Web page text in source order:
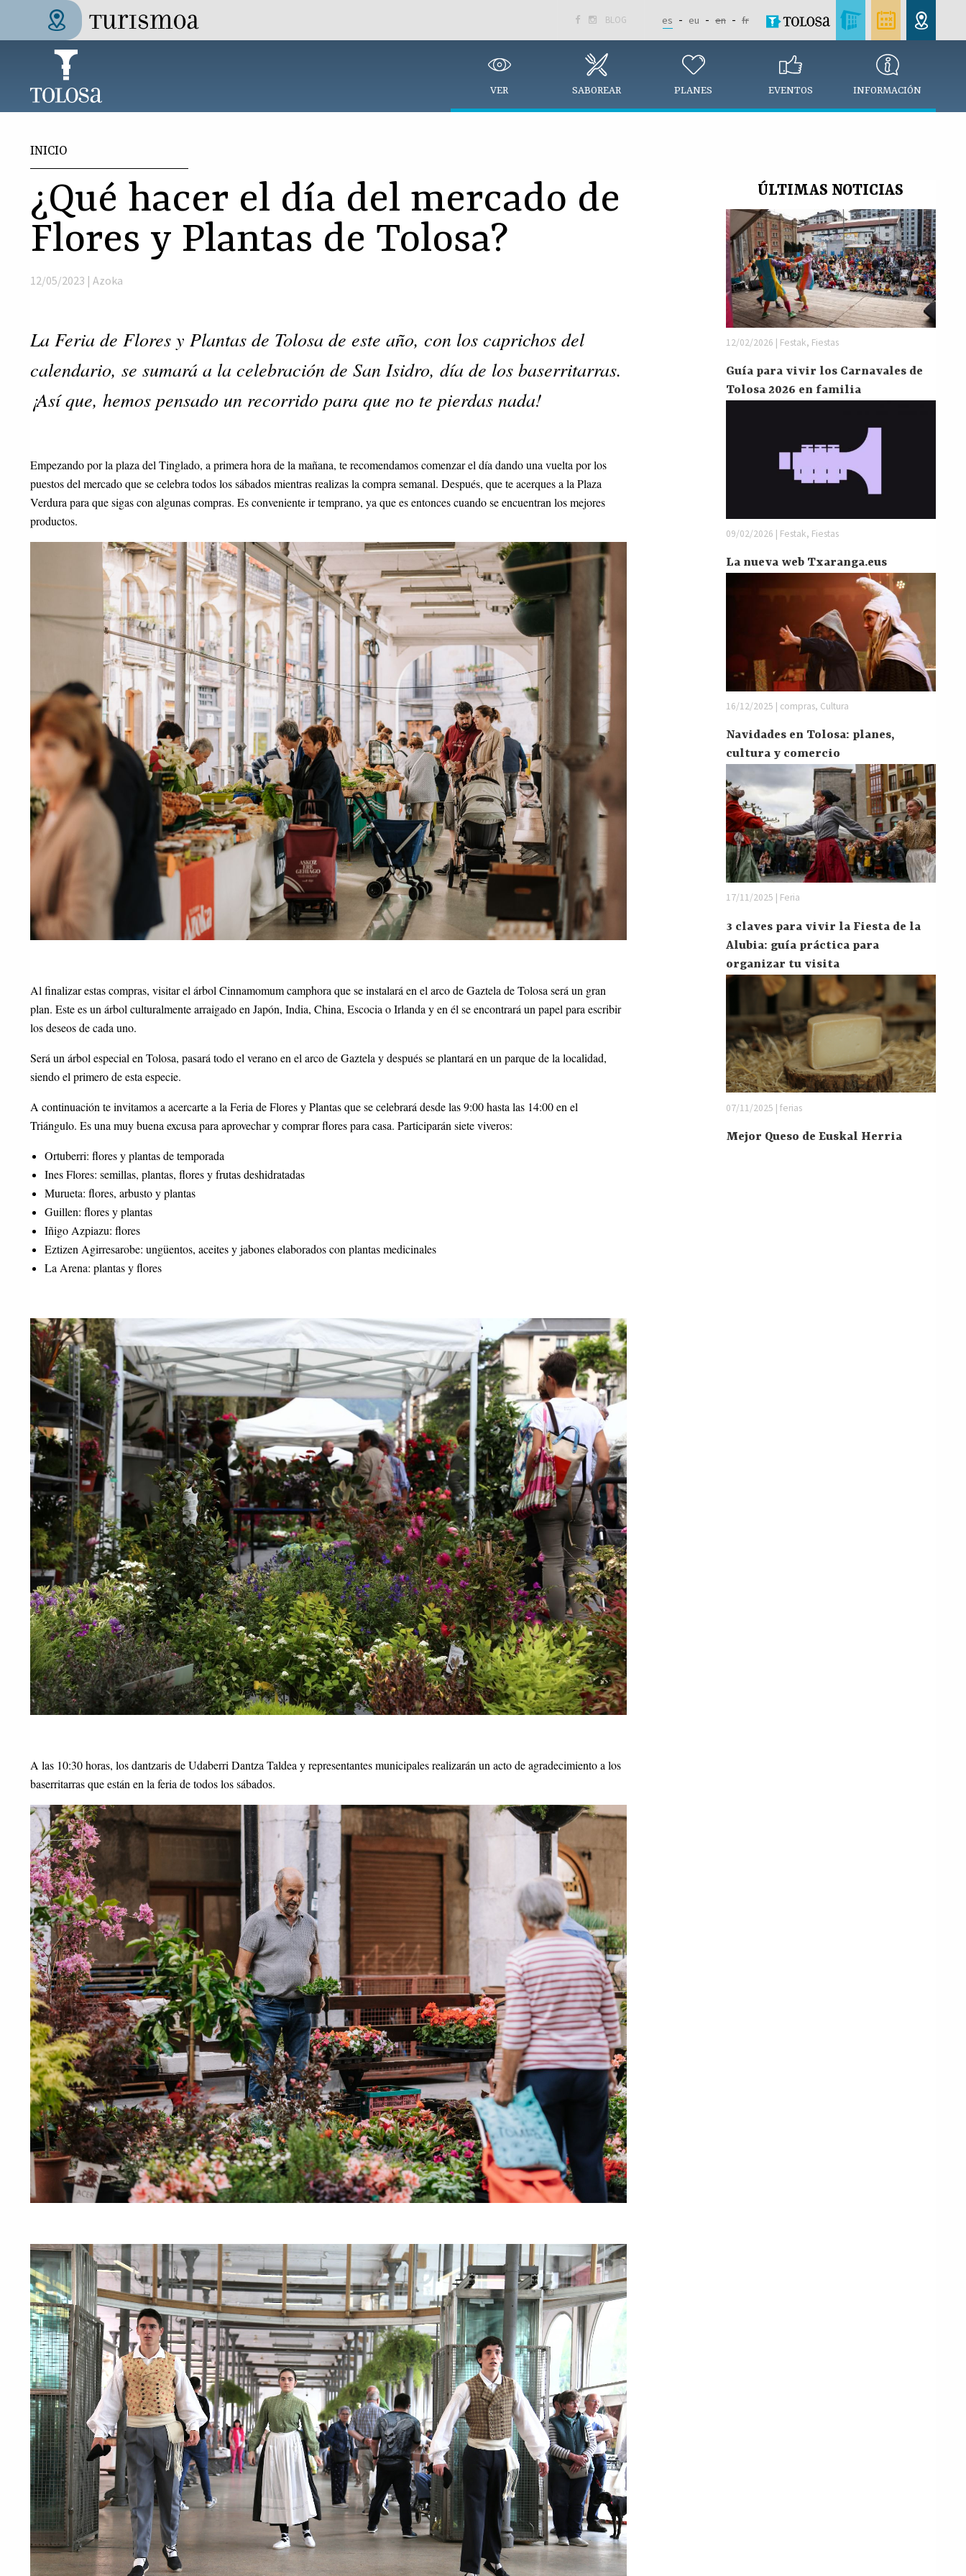
Pasar al contenido principal
Tolosa Turismoa
  BLOG es eu en fr
VER SABOREAR PLANES EVENTOS INFORMACIÓN
INICIO
¿Qué hacer el día del mercado de
Flores y Plantas de Tolosa?
12/05/2023 | Azoka
La Feria de Flores y Plantas de Tolosa de este año, con los caprichos del
calendario, se sumará a la celebración de San Isidro, día de los baserritarras.
¡Así que, hemos pensado un recorrido para que no te pierdas nada!
Empezando por la plaza del Tinglado, a primera hora de la mañana, te recomendamos comenzar el día dando una vuelta por los
puestos del mercado que se celebra todos los sábados mientras realizas la compra semanal. Después, que te acerques a la Plaza
Verdura para que sigas con algunas compras. Es conveniente ir temprano, ya que es entonces cuando se encuentran los mejores
productos.
Al finalizar estas compras, visitar el árbol Cinnamomum camphora que se instalará en el arco de Gaztela de Tolosa será un gran
plan. Este es un árbol culturalmente arraigado en Japón, India, China, Escocia o Irlanda y en él se encontrará un papel para escribir
los deseos de cada uno.
Será un árbol especial en Tolosa, pasará todo el verano en el arco de Gaztela y después se plantará en un parque de la localidad,
siendo el primero de esta especie.
A continuación te invitamos a acercarte a la Feria de Flores y Plantas que se celebrará desde las 9:00 hasta las 14:00 en el
Triángulo. Es una muy buena excusa para aprovechar y comprar flores para casa. Participarán siete viveros:
Ortuberri: flores y plantas de temporada
Ines Flores: semillas, plantas, flores y frutas deshidratadas
Murueta: flores, arbusto y plantas
Guillen: flores y plantas
Iñigo Azpiazu: flores
Eztizen Agirresarobe: ungüentos, aceites y jabones elaborados con plantas medicinales
La Arena: plantas y flores
A las 10:30 horas, los dantzaris de Udaberri Dantza Taldea y representantes municipales realizarán un acto de agradecimiento a los
baserritarras que están en la feria de todos los sábados.
ÚLTIMAS NOTICIAS
12/02/2026 | Festak, Fiestas
Guía para vivir los Carnavales de
Tolosa 2026 en familia
09/02/2026 | Festak, Fiestas
La nueva web Txaranga.eus
16/12/2025 | compras, Cultura
Navidades en Tolosa: planes,
cultura y comercio
17/11/2025 | Feria
3 claves para vivir la Fiesta de la
Alubia: guía práctica para
organizar tu visita
07/11/2025 | ferias
Mejor Queso de Euskal Herria